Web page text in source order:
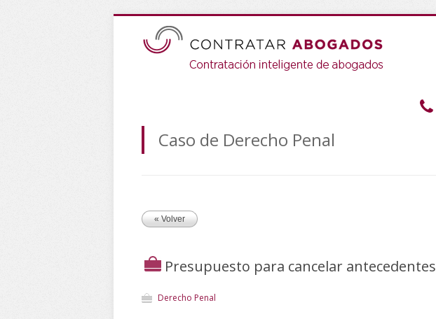
Caso de Derecho Penal
« Volver
Presupuesto para cancelar antecedentes
Derecho Penal